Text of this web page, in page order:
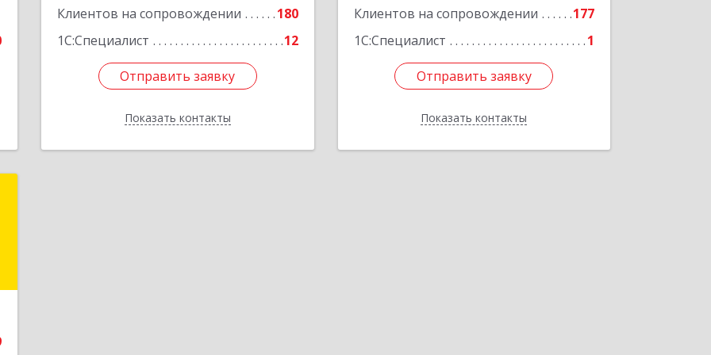
Клиентов на сопровождении
180
1С:Специалист
12
Отправить заявку
Показать контакты
Отправить заявку
Назад
Клиентов на сопровождении
177
1С:Специалист
1
Отправить заявку
Показать контакты
Отправить заявку
Назад